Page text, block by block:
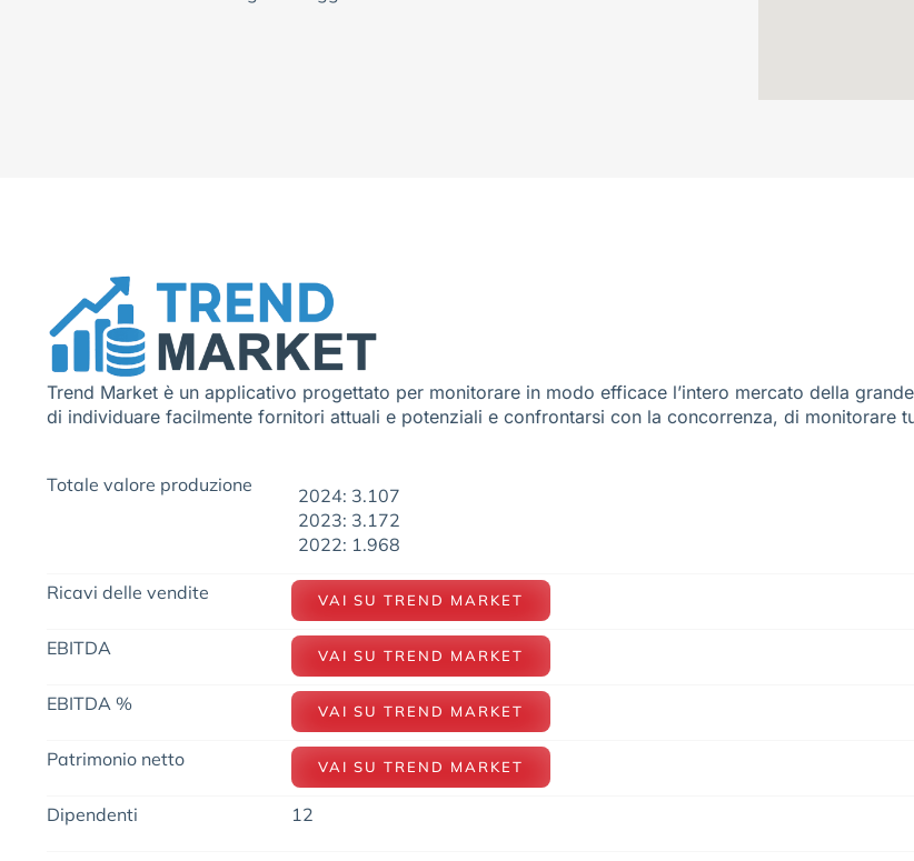
Trend Market è un applicativo progettato per monitorare in modo efficace l’intero mercato della
di individuare facilmente fornitori attuali e potenziali e confrontarsi con la concorrenza, di monitorare
Totale valore produzione
2024: 3.107
2023: 3.172
2022: 1.968
Ricavi delle vendite VAI SU TREND MARKET
EBITDA VAI SU TREND MARKET
EBITDA % VAI SU TREND MARKET
Patrimonio netto VAI SU TREND MARKET
Dipendenti 12